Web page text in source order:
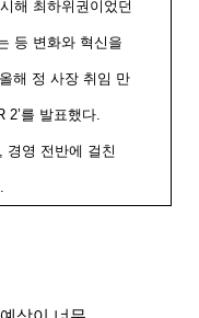
해 최하위권이었던
등 변화와 혁신을
올해 정 사장 취임 만
2’를 발표했다.
, 경영 전반에 걸친
.